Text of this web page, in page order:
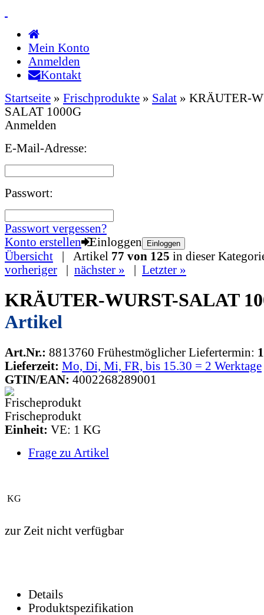
Mein Konto
Anmelden
Kontakt
Startseite » Frischprodukte » Salat » KRÄUTER-
SALAT 1000G
Anmelden
E-Mail-Adresse:
Passwort:
Passwort vergessen?
Konto erstellen
Einloggen Einloggen
Übersicht | Artikel 77 von 125 in dieser
vorheriger
nächster » Letzter »
KRÄUTER-WURST-SALAT
Artikel
Art.Nr.: 8813760 Frühestmöglicher Liefertermin:
Lieferzeit: Mo, Di, Mi, FR, bis 15.30 = 2 Werktage
GTIN/EAN: 4002268289001
Frischeprodukt
Einheit: VE: 1 KG
Frage zu Artikel
KG
zur Zeit nicht verfügbar
Details
Produktspezifikation